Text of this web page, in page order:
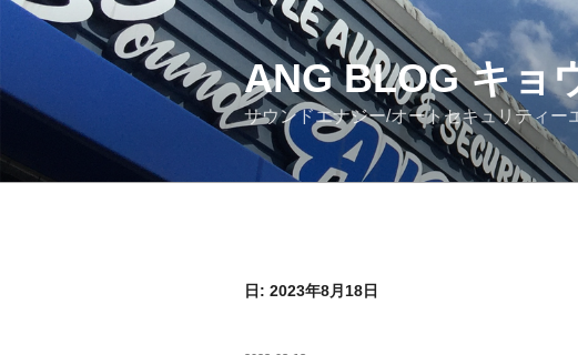
ン
ス
ANG BLOG キョ
サウンドエナジー/オートセキュリティー
日: 2023年8月18日